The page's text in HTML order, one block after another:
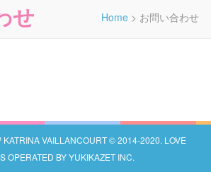
せ Home > お問い合わせ
VAILLANCOURT ©︎ 2014-2020. LOVE
OPERATED BY YUKIKAZET INC.